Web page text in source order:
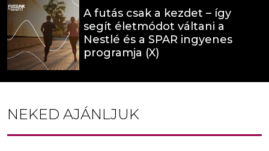
A futás csak a kezdet – így
segít életmódot váltani a
Nestlé és a SPAR ingyenes
programja (X)
NEKED AJÁNLJUK